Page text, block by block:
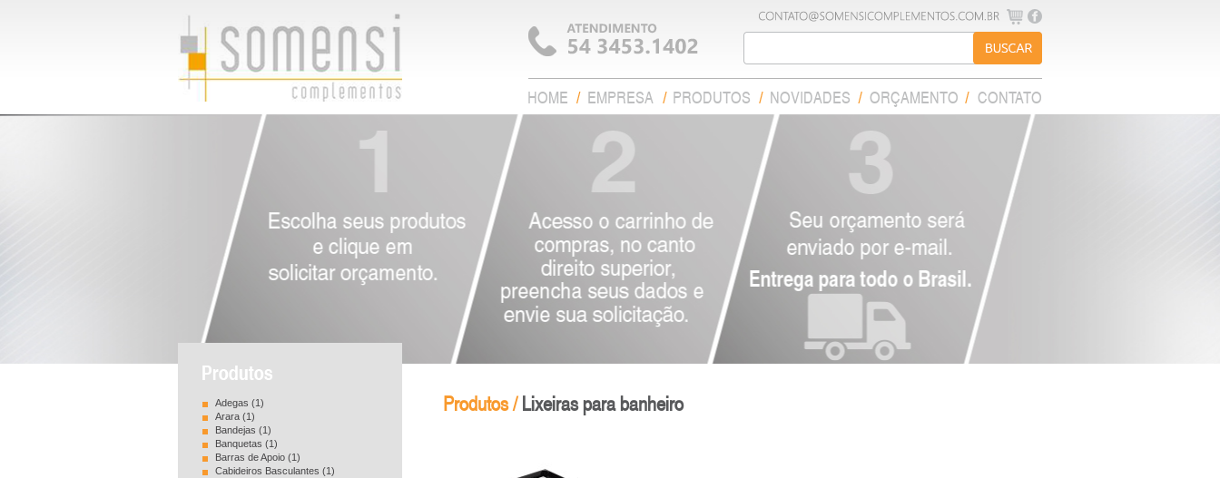
HOME EMPRESA PRODUTOS NOVIDADES ORÇAMENTO CONTATO
Adegas (1)
Arara (1)
Bandejas (1)
Banquetas (1)
Barras de Apoio (1)
Cabideiros Basculantes (1)
Produtos / Lixeiras para banheiro